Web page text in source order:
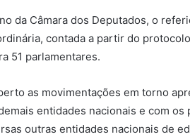
da Câmara dos Deputados, o
contada a partir do
51 parlamentares.
as movimentações em torno
entidades nacionais e com
outras entidades nacionais de